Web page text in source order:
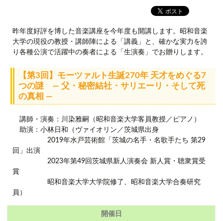
昨年度好評を博した音楽講座を今年度も開講します。昭和音楽
大学の現役の教授・講師陣による「講義」と、確かな実力を誇
り各種公演で活躍中の奏者による「生演奏」でお贈りします。
【第3回】モーツァルト生誕270年 天才をめぐる7
つの謎 ― 父・秘密結社・サリエーリ・そして死
の真相 ―
講師・演奏：川染雅嗣（昭和音楽大学客員教授／ピアノ）
助演：小林日和（ヴァイオリン／茨城県出身
2019年水戸芸術館「茨城の名手・名歌手たち 第29
回」出演
2023年第49回茨城県新人演奏会 新人賞・聴衆賞受
賞
昭和音楽大学大学院修了、昭和音楽大学合奏研究
員）
開催日